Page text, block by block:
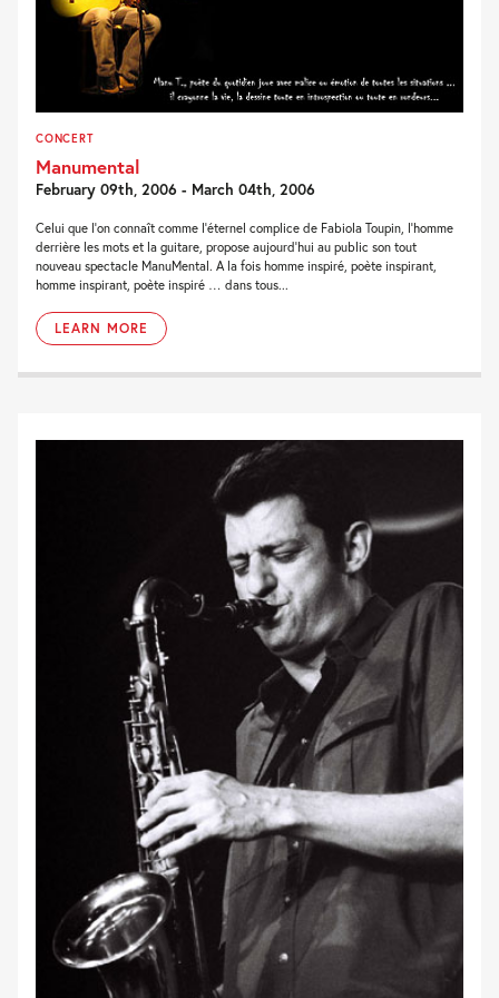
CONCERT
Manumental
February 09th, 2006 - March 04th, 2006
Celui que l’on connaît comme l’éternel complice de Fabiola Toupin, l’homme
derrière les mots et la guitare, propose aujourd’hui au public son tout
nouveau spectacle ManuMental. A la fois homme inspiré, poète inspirant,
homme inspirant, poète inspiré … dans tous...
LEARN MORE